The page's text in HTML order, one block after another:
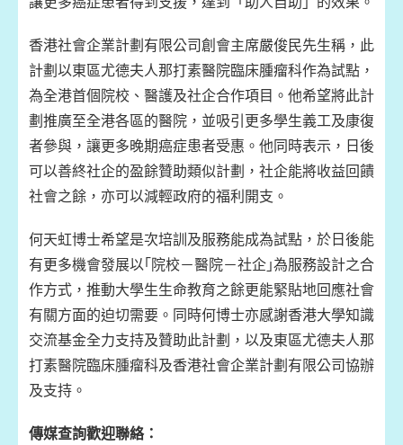
香港社會企業計劃有限公司創會主席嚴俊民先生稱，此
計劃以東區尤德夫人那打素醫院臨床腫瘤科作為試點，
為全港首個院校、醫護及社企合作項目。他希望將此計
劃推廣至全港各區的醫院，並吸引更多學生義工及康復
者參與，讓更多晚期癌症患者受惠。他同時表示，日後
可以善終社企的盈餘贊助類似計劃，社企能將收益回饋
社會之餘，亦可以減輕政府的福利開支。
何天虹博士希望是次培訓及服務能成為試點，於日後能
有更多機會發展以｢院校－醫院－社企｣為服務設計之合
作方式，推動大學生生命教育之餘更能緊貼地回應社會
有關方面的迫切需要。同時何博士亦感謝香港大學知識
交流基金全力支持及贊助此計劃，以及東區尤德夫人那
打素醫院臨床腫瘤科及香港社會企業計劃有限公司協辦
及支持。
傳媒查詢歡迎聯絡：